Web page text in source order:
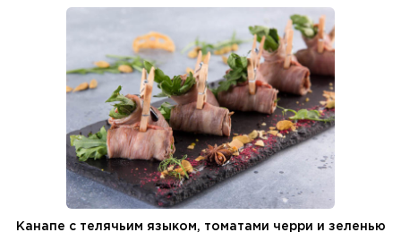
Канапе с телячьим языком, томатами черри и зеленью